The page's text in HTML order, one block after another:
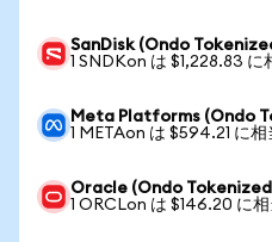
SanDisk (Ondo
1 SNDKon は $1,228.83 に
Meta Platforms (Ondo
1 METAon は $594.21 に相
Oracle (Ondo
1 ORCLon は $146.20 に相